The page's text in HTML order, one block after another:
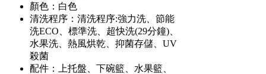
顏色：白色
清洗程序：清洗程序:強力洗、節能
洗ECO、標準洗、超快洗(29分鐘)、
水果洗、熱風烘乾、抑菌存儲、UV
殺菌
配件：上托盤、下碗籃、水果籃、